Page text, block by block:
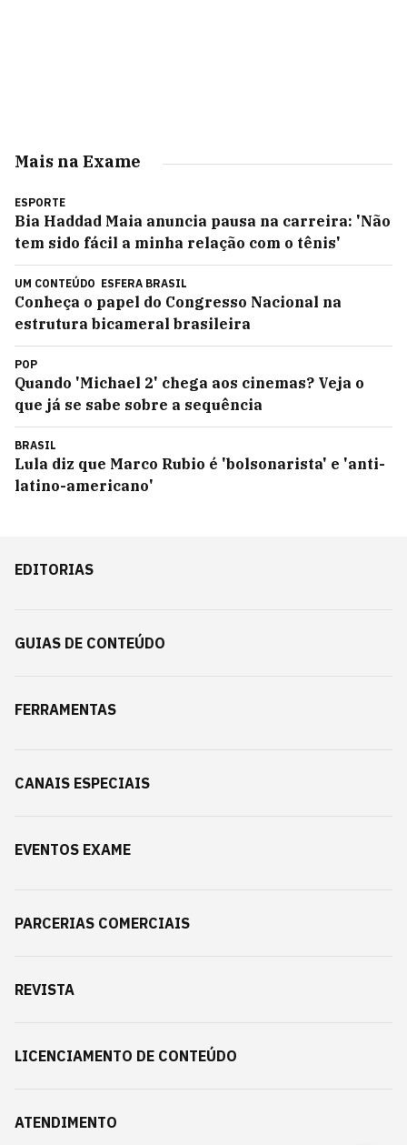
Mais na Exame
ESPORTE
Bia Haddad Maia anuncia pausa na carreira: 'Não
tem sido fácil a minha relação com o tênis'
UM CONTEÚDO ESFERA BRASIL
Conheça o papel do Congresso Nacional na
estrutura bicameral brasileira
POP
Quando 'Michael 2' chega aos cinemas? Veja o
que já se sabe sobre a sequência
BRASIL
Lula diz que Marco Rubio é 'bolsonarista' e 'anti-
latino-americano'
EDITORIAS
GUIAS DE CONTEÚDO
FERRAMENTAS
CANAIS ESPECIAIS
EVENTOS EXAME
PARCERIAS COMERCIAIS
REVISTA
LICENCIAMENTO DE CONTEÚDO
ATENDIMENTO